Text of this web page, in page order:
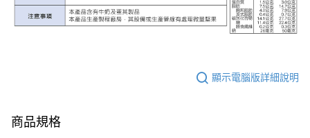
顯示電腦版詳細說明
商品規格